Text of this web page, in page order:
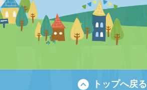
トップへ戻る